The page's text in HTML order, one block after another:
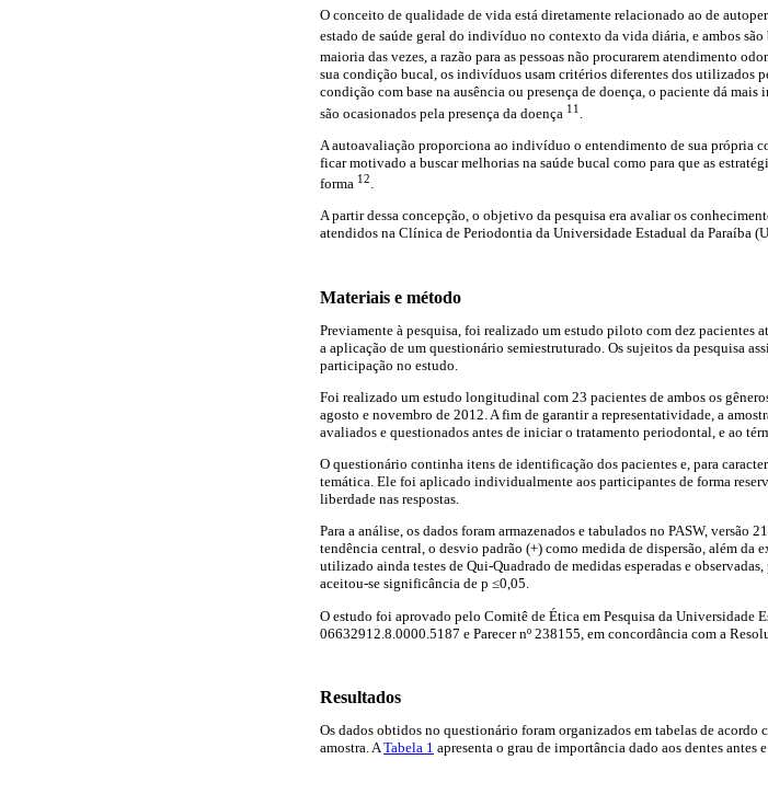
O conceito de qualidade de vida está diretamente relacionado ao de
estado de saúde geral do indivíduo no contexto da vida diária, e ambos são
maioria das vezes, a razão para as pessoas não procurarem atendimento
sua condição bucal, os indivíduos usam critérios diferentes dos utilizados
condição com base na ausência ou presença de doença, o paciente dá
são ocasionados pela presença da doença 11
A autoavaliação proporciona ao indivíduo o entendimento de sua própria
ficar motivado a buscar melhorias na saúde bucal como para que as
forma 12.
A partir dessa concepção, o objetivo da pesquisa era avaliar os
atendidos na Clínica de Periodontia da Universidade Estadual da Paraíba
Materiais e método
Previamente à pesquisa, foi realizado um estudo piloto com dez
a aplicação de um questionário semiestruturado. Os sujeitos da pesquisa
participação no estudo.
Foi realizado um estudo longitudinal com 23 pacientes de ambos os
agosto e novembro de 2012. A fim de garantir a representatividade, a
avaliados e questionados antes de iniciar o tratamento periodontal, e ao
O questionário continha itens de identificação dos pacientes e, para
temática. Ele foi aplicado individualmente aos participantes de forma
liberdade nas respostas.
Para a análise, os dados foram armazenados e tabulados no PASW,
tendência central, o desvio padrão (+) como medida de dispersão, além da
utilizado ainda testes de Qui-Quadrado de medidas esperadas e
aceitou-se significância de p ≤0,05.
O estudo foi aprovado pelo Comitê de Ética em Pesquisa da Universidade
06632912.8.0000.5187 e Parecer nº 238155, em concordância com a
Resultados
Os dados obtidos no questionário foram organizados em tabelas de
amostra. ATabela 1 apresenta o grau de importância dado aos dentes antes